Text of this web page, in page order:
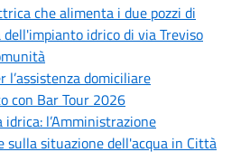
che alimenta i due pozzi di
idrico di via Treviso
l’assistenza domiciliare
con Bar Tour 2026
idrica: l’Amministrazione
sulla situazione dell'acqua in Città